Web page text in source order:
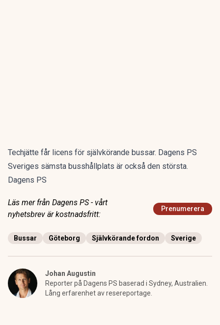
Techjätte får licens för självkörande bussar. Dagens PS
Sveriges sämsta busshållplats är också den största.
Dagens PS
Läs mer från Dagens PS - vårt
nyhetsbrev är kostnadsfritt:
Prenumerera
Bussar Göteborg Självkörande fordon Sverige
Johan Augustin
Reporter på Dagens PS baserad i Sydney, Australien.
Lång erfarenhet av resereportage.